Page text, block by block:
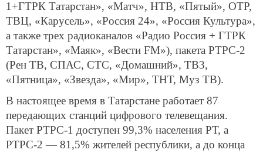
1+ГТРК Татарстан», «Матч», НТВ, «Пятый», ОТР,
ТВЦ, «Карусель», «Россия 24», «Россия Культура»,
а также трех радиоканалов «Радио Россия + ГТРК
Татарстан», «Маяк», «Вести FM»), пакета РТРС-2
(Рен ТВ, СПАС, СТС, «Домашний», ТВ3,
«Пятница», «Звезда», «Мир», ТНТ, Муз ТВ).
В настоящее время в Татарстане работает 87
передающих станций цифрового телевещания.
Пакет РТРС-1 доступен 99,3% населения РТ, а
РТРС-2 — 81,5% жителей республики, а до конца